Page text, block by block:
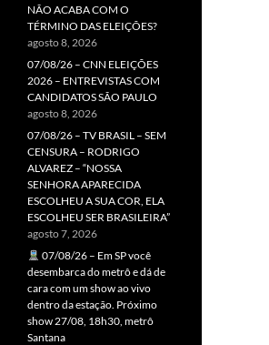
NÃO ACABA COM O
TÉRMINO DAS ELEIÇÕES?
agosto 8, 2026
07/08/26 – CNN ELEIÇÕES
2026 – ENTREVISTAS COM
CANDIDATOS SÃO PAULO
agosto 8, 2026
07/08/26 – TV BRASIL – SEM
CENSURA – RODRIGO
ALVAREZ – “NOSSA
SENHORA APARECIDA
ESCOLHEU A SUA COR, ELA
ESCOLHEU SER BRASILEIRA”
agosto 7, 2026
07/08/26 – Em SP você
desembarca do metrô e dá de
cara com um show ao vivo
dentro da estação. Próximo
show 27/08, 18h30, metrô
Santana